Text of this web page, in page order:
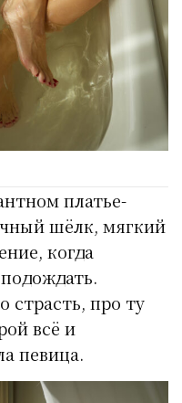
платье-
шёлк, мягкий
когда
страсть, про ту
всё и
певица.